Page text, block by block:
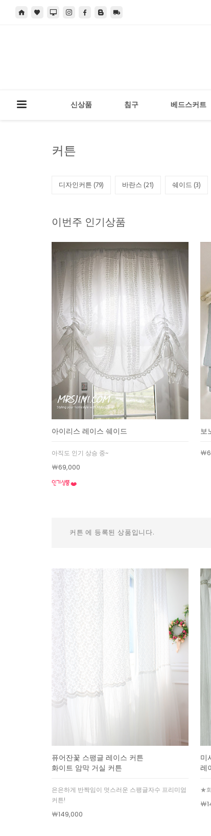
신상품 침구 베드스커트
커튼
디자인커튼 (79) 바란스 (21) 쉐이드 (3)
이번주 인기상품
아이리스 레이스 쉐이드
아직도 인기 상승 중~
￦69,000
보
￦
커튼 에 등록된 상품입니다.
퓨어잔꽃 스팽글 레이스 커튼
화이트 암막 거실 커튼
은은하게 반짝임이 멋스러운 스팽글자수 프리미엄
커튼!
￦149,000
미
레
★
￦